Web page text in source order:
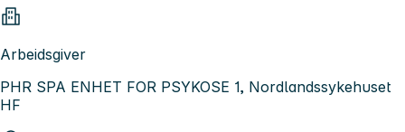
Arbeidsgiver
PHR SPA ENHET FOR PSYKOSE 1, Nordlandssykehuset
HF